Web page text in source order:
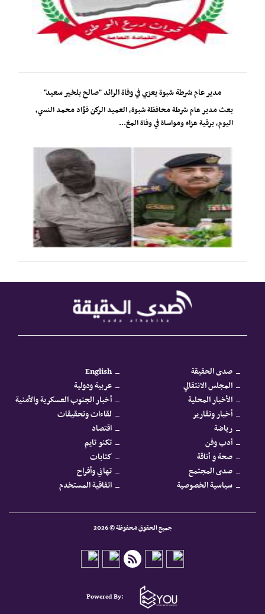
مدير عام شرطة شبوة يعزي في وفاة الرائد "صالح بلخير سعيد"
​بعث مدير عام شرطة محافظة شبوة، العميد الركن فؤاد محمد النسي،
اليوم، برقية عزاء ومواساة في وفاة المغ...
صدى الحقيقة
English
المجلس الانتقالي
عربية ودولية
الأخبار المحلية
أخبار الجنوب العسكرية والأمنية
أخبار وتقارير
لقاءات وتحقيقات
رياضة
اقتصاد
أدب وفن
تكنو تايم
صحة و أناقة
كتابات
صدى المجتمع
تهاني وأفراح
سياسية الخصوصية
اتفاقية المستخدم
جميع الحقوق محفوظة © 2026
Powered By: